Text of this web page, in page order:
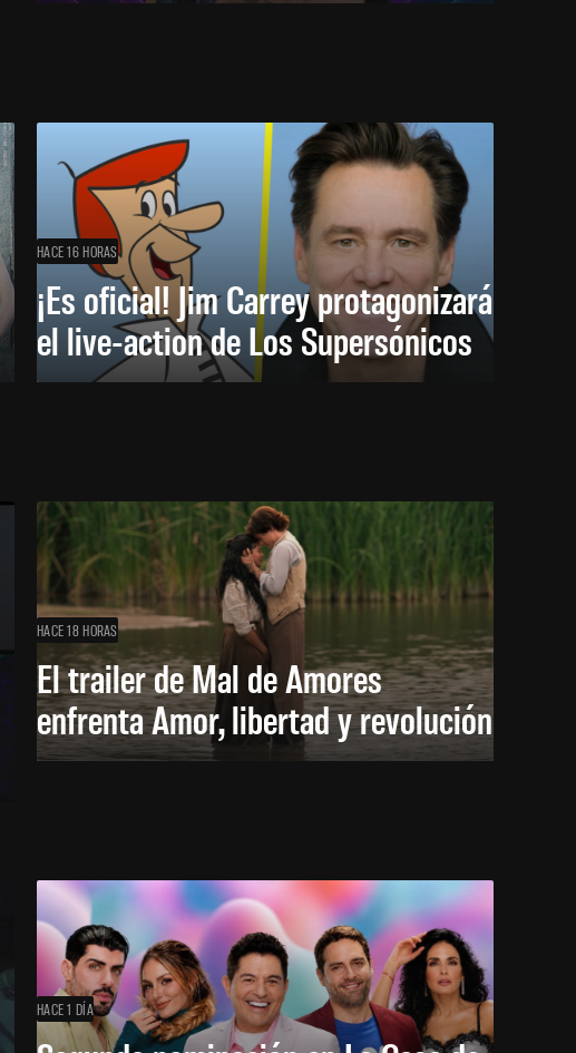
HACE 16 HORAS
¡Es oficial! Jim Carrey protagonizará
el live-action de Los Supersónicos
HACE 18 HORAS
El trailer de Mal de Amores
enfrenta Amor, libertad y revolución
HACE 1 DÍA